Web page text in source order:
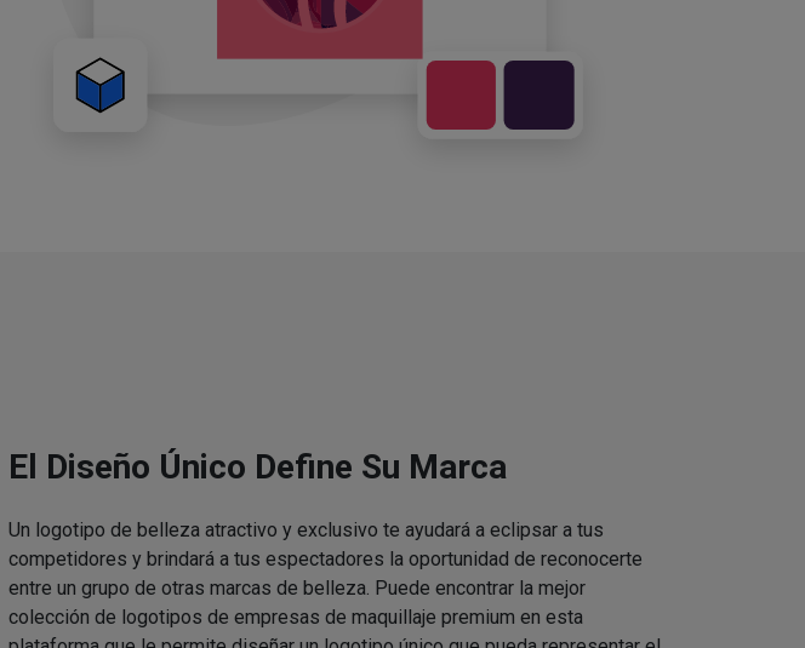
El Diseño Único Define Su Marca
Un logotipo de belleza atractivo y exclusivo te ayudará a eclipsar a tus
competidores y brindará a tus espectadores la oportunidad de reconocerte
entre un grupo de otras marcas de belleza. Puede encontrar la mejor
colección de logotipos de empresas de maquillaje premium en esta